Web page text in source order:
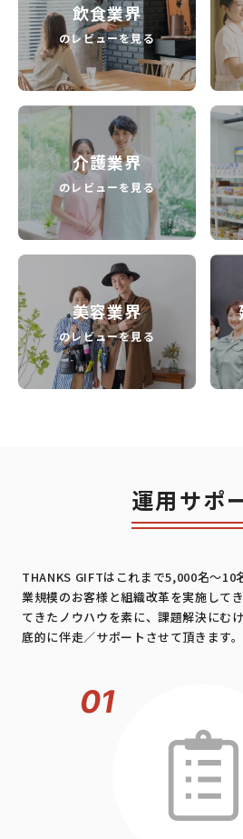
飲食業界
のレビューを見る
介護業界
のレビューを見る
美容業界
のレビューを見る
運用サポ
THANKS GIFTはこれまで5,000名〜10
業規模のお客様と組織改革を実施してき
てきたノウハウを素に、課題解決にむ
底的に伴走／サポートさせて頂きます。
01